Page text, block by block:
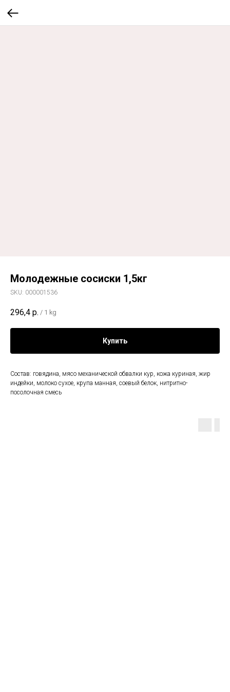
Молодежные сосиски 1,5кг
SKU: 000001536
296,4 р. / 1 kg
Купить
Состав: говядина, мясо механической обвалки кур, кожа куриная, жир
индейки, молоко сухое, крупа манная, соевый белок, нитритно-
посолочная смесь